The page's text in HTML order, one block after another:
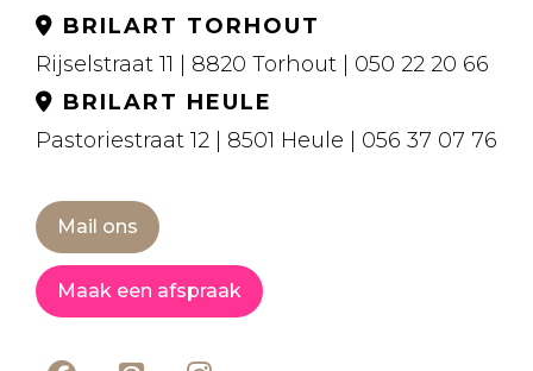
BRILART TORHOUT
Rijselstraat 11 | 8820 Torhout | 050 22 20 66
BRILART HEULE
Pastoriestraat 12 | 8501 Heule | 056 37 07 76
Mail ons
Maak een afspraak